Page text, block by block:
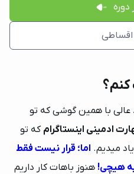
دوره
اقساطی
کنم؟
عالی با همین گوشی که تو
ادمینی اینستاگرام که تو
میدیم. اما؛ قرار نیست فقط
هیچی! هنوز باهات کار داریم